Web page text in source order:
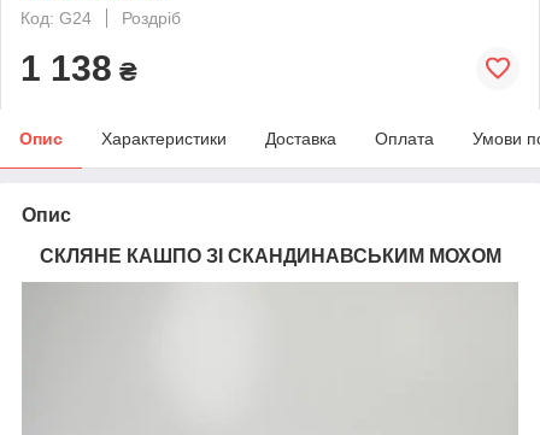
Код: G24
Роздріб
1 138 ₴
Опис Характеристики Доставка Оплата Умови
Опис
СКЛЯНЕ КАШПО ЗІ СКАНДИНАВСЬКИМ МОХОМ